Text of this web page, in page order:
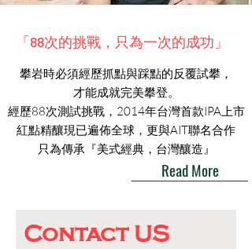
「88次的挑戰，只為一次的成功」
攀岩時必須經歷抓點與踩點的反覆試攀，​
才能成就完美攀登。
經歷88次測試挑戰，2014年台灣首款IPA上市
紅點精釀現已遍佈全球，更與AIT聯名合作
​只為傳承『美式經典，台灣釀造』
Read More
​Contact US